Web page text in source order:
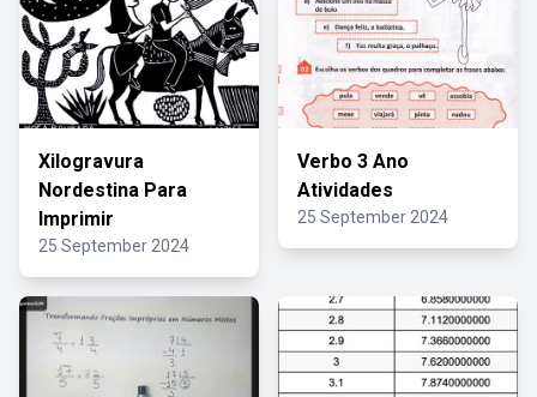
Xilogravura
Nordestina Para
Imprimir
25 September 2024
Verbo 3 Ano
Atividades
25 September 2024